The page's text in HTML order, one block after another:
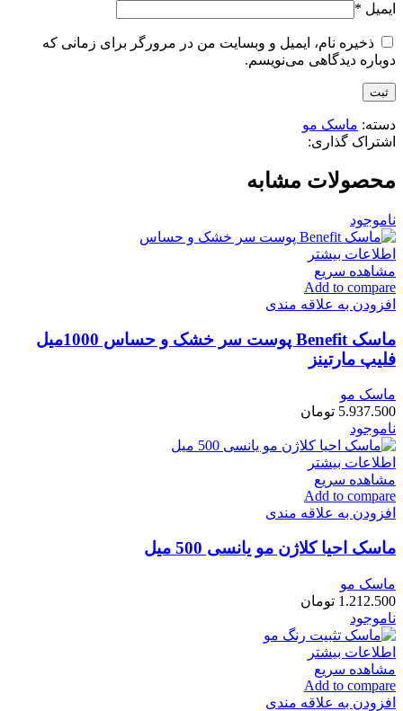
ایمیل *
ذخیره نام، ایمیل و وبسایت من در مرورگر برای زمانی که
دوباره دیدگاهی می‌نویسم.
دسته: ماسک مو
اشتراک گذاری:
محصولات مشابه
ناموجود
اطلاعات بیشتر
مشاهده سریع
Add to compare
افزودن به علاقه مندی
ماسک Benefit پوست سر خشک و حساس 1000میل
فلیپ مارتینز
ماسک مو
5.937.500 تومان
ناموجود
اطلاعات بیشتر
مشاهده سریع
Add to compare
افزودن به علاقه مندی
ماسک احیا کلاژن مو یانسی 500 میل
ماسک مو
1.212.500 تومان
ناموجود
اطلاعات بیشتر
مشاهده سریع
Add to compare
افزودن به علاقه مندی